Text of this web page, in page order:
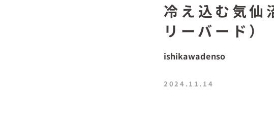
冷え込む気仙
リーバード）
ishikawadenso
2024.11.14